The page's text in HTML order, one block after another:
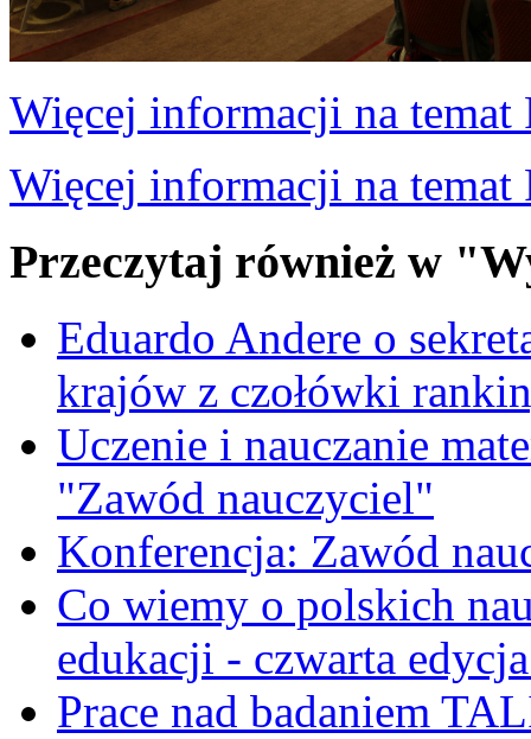
Więcej informacji na temat
Więcej informacji na
Przeczytaj również w
Eduardo Andere o
krajów z czołówki
Uczenie i nauczanie
"Zawód nauczyciel"
Konferencja: Zawód
Co wiemy o polskich
edukacji - czwarta
Prace nad badaniem